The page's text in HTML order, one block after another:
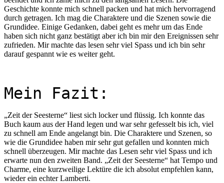
Geschichte konnte mich schnell packen und hat mich hervorragend
durch getragen. Ich mag die Charaktere und die Szenen sowie die
Grundidee. Einige Gedanken, dabei geht es mehr um das Ende
haben sich nicht ganz bestätigt aber ich bin mir den Ereignissen sehr
zufrieden. Mir machte das lesen sehr viel Spass und ich bin sehr
darauf gespannt wie es weiter geht.
Mein Fazit:
„Zeit der Seesterne“ liest sich locker und flüssig. Ich konnte das
Buch kaum aus der Hand legen und war sehr gefesselt bis ich, viel
zu schnell am Ende angelangt bin. Die Charaktere und Szenen, so
wie die Grundidee haben mir sehr gut gefallen und konnten mich
schnell überzeugen. Mir machte das Lesen sehr viel Spass und ich
erwarte nun den zweiten Band. „Zeit der Seesterne“ hat Tempo und
Charme, eine kurzweilige Lektüre die ich absolut empfehlen kann,
wieder ein echter Lamberti.